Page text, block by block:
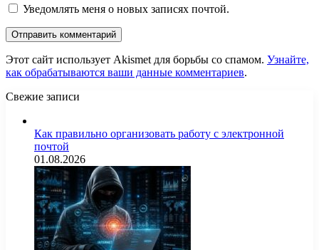
Уведомлять меня о новых записях почтой.
Этот сайт использует Akismet для борьбы со спамом. Узнайте,
как обрабатываются ваши данные комментариев.
Свежие записи
Как правильно организовать работу с электронной
почтой
01.08.2026